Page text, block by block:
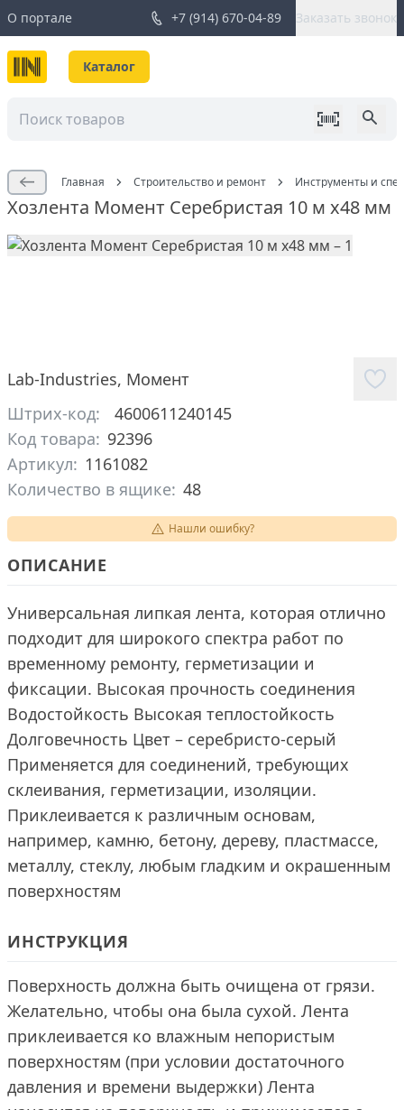
О портале +7 (914) 670-04-89 Заказать звонок
Каталог
Главная Строительство и ремонт Инструменты и
Хозлента Момент Серебристая 10 м х48 мм
Lab-Industries, Момент
Штрих-код:
4600611240145
Код товара: 92396
Артикул: 1161082
Количество в ящике: 48
Нашли ошибку?
ОПИСАНИЕ
Универсальная липкая лента, которая отлично
подходит для широкого спектра работ по
временному ремонту, герметизации и
фиксации. Высокая прочность соединения
Водостойкость Высокая теплостойкость
Долговечность Цвет – серебристо-серый
Применяется для соединений, требующих
склеивания, герметизации, изоляции.
Приклеивается к различным основам,
например, камню, бетону, дереву, пластмассе,
металлу, стеклу, любым гладким и окрашенным
поверхностям
ИНСТРУКЦИЯ
Поверхность должна быть очищена от грязи.
Желательно, чтобы она была сухой. Лента
приклеивается ко влажным непористым
поверхностям (при условии достаточного
давления и времени выдержки) Лента